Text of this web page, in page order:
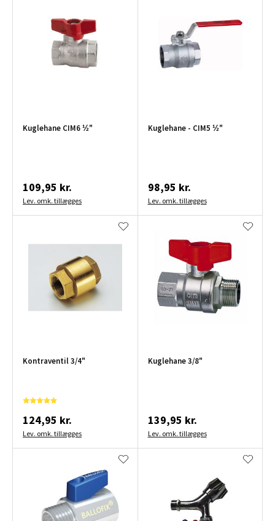
Kuglehane CIM6 ½"
109,95 kr.
Lev. omk. tillægges
Kuglehane - CIM5 ½"
98,95 kr.
Lev. omk. tillægges
Kontraventil 3/4"
124,95 kr.
Lev. omk. tillægges
Kuglehane 3/8"
139,95 kr.
Lev. omk. tillægges